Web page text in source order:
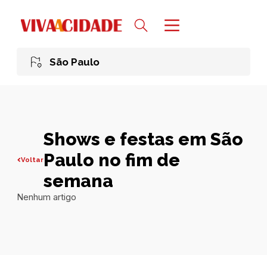
São Paulo
Voltar
Shows e festas em São
Paulo no fim de
semana
Nenhum artigo